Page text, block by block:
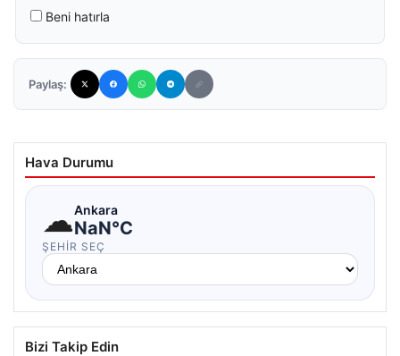
Beni hatırla
Paylaş:
Hava Durumu
☁Ankara
NaN°C
ŞEHIR SEÇ
Bizi Takip Edin